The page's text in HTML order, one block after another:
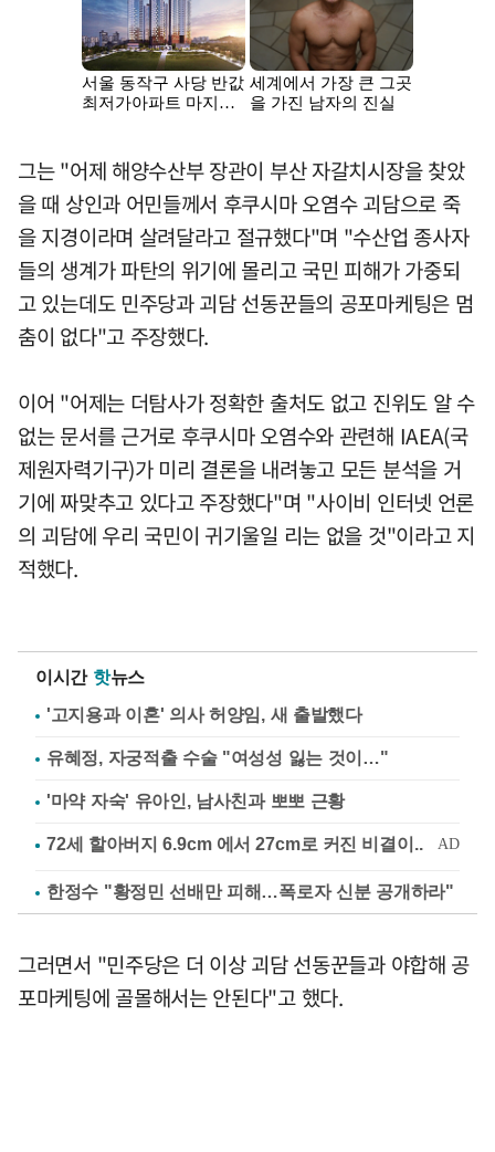
그는 "어제 해양수산부 장관이 부산 자갈치시장을 찾았
을 때 상인과 어민들께서 후쿠시마 오염수 괴담으로 죽
을 지경이라며 살려달라고 절규했다"며 "수산업 종사자
들의 생계가 파탄의 위기에 몰리고 국민 피해가 가중되
고 있는데도 민주당과 괴담 선동꾼들의 공포마케팅은 멈
춤이 없다"고 주장했다.
이어 "어제는 더탐사가 정확한 출처도 없고 진위도 알 수
없는 문서를 근거로 후쿠시마 오염수와 관련해 IAEA(국
제원자력기구)가 미리 결론을 내려놓고 모든 분석을 거
기에 짜맞추고 있다고 주장했다"며 "사이비 인터넷 언론
의 괴담에 우리 국민이 귀기울일 리는 없을 것"이라고 지
적했다.
이시간 핫뉴스
'고지용과 이혼' 의사 허양임, 새 출발했다
유혜정, 자궁적출 수술 "여성성 잃는 것이…"
'마약 자숙' 유아인, 남사친과 뽀뽀 근황
한정수 "황정민 선배만 피해…폭로자 신분 공개하라"
그러면서 "민주당은 더 이상 괴담 선동꾼들과 야합해 공
포마케팅에 골몰해서는 안된다"고 했다.